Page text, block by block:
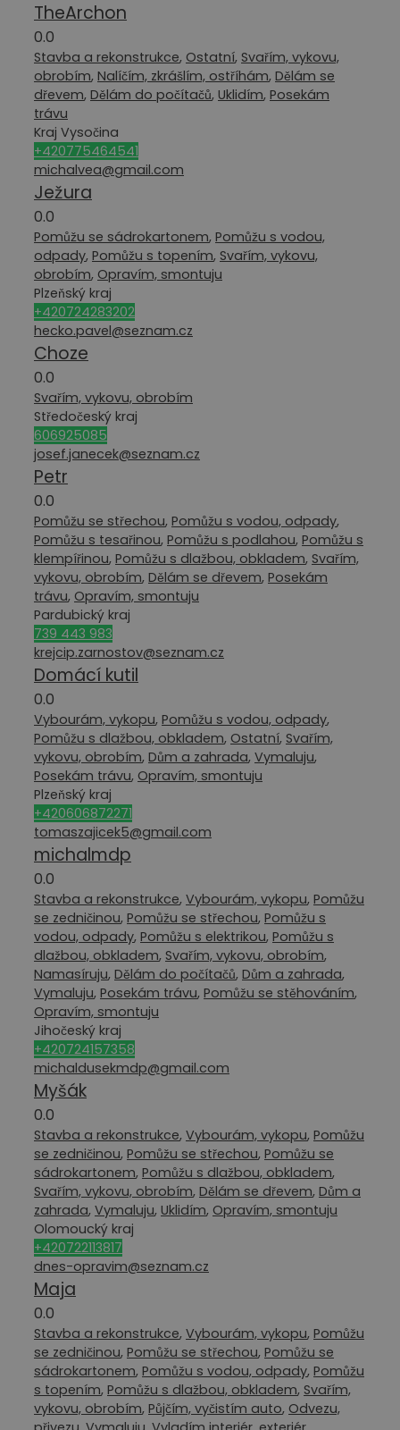
TheArchon
0.0
Stavba a rekonstrukce, Ostatní, Svařím, vykovu,
obrobím, Nalíčím, zkrášlím, ostříhám, Dělám se
dřevem, Dělám do počítačů, Uklidím, Posekám
trávu
Kraj Vysočina
+420775464541
michalvea@gmail.com
Ježura
0.0
Pomůžu se sádrokartonem, Pomůžu s vodou,
odpady, Pomůžu s topením, Svařím, vykovu,
obrobím, Opravím, smontuju
Plzeňský kraj
+420724283202
hecko.pavel@seznam.cz
Choze
0.0
Svařím, vykovu, obrobím
Středočeský kraj
606925085
josef.janecek@seznam.cz
Petr
0.0
Pomůžu se střechou, Pomůžu s vodou, odpady,
Pomůžu s tesařinou, Pomůžu s podlahou, Pomůžu s
klempířinou, Pomůžu s dlažbou, obkladem, Svařím,
vykovu, obrobím, Dělám se dřevem, Posekám
trávu, Opravím, smontuju
Pardubický kraj
739 443 983
krejcip.zarnostov@seznam.cz
Domácí kutil
0.0
Vybourám, vykopu, Pomůžu s vodou, odpady,
Pomůžu s dlažbou, obkladem, Ostatní, Svařím,
vykovu, obrobím, Dům a zahrada, Vymaluju,
Posekám trávu, Opravím, smontuju
Plzeňský kraj
+420606872271
tomaszajicek5@gmail.com
michalmdp
0.0
Stavba a rekonstrukce, Vybourám, vykopu, Pomůžu
se zedničinou, Pomůžu se střechou, Pomůžu s
vodou, odpady, Pomůžu s elektrikou, Pomůžu s
dlažbou, obkladem, Svařím, vykovu, obrobím,
Namasíruju, Dělám do počítačů, Dům a zahrada,
Vymaluju, Posekám trávu, Pomůžu se stěhováním,
Opravím, smontuju
Jihočeský kraj
+420724157358
michaldusekmdp@gmail.com
Myšák
0.0
Stavba a rekonstrukce, Vybourám, vykopu, Pomůžu
se zedničinou, Pomůžu se střechou, Pomůžu se
sádrokartonem, Pomůžu s dlažbou, obkladem,
Svařím, vykovu, obrobím, Dělám se dřevem, Dům a
zahrada, Vymaluju, Uklidím, Opravím, smontuju
Olomoucký kraj
+420722113817
dnes-opravim@seznam.cz
Maja
0.0
Stavba a rekonstrukce, Vybourám, vykopu, Pomůžu
se zedničinou, Pomůžu se střechou, Pomůžu se
sádrokartonem, Pomůžu s vodou, odpady, Pomůžu
s topením, Pomůžu s dlažbou, obkladem, Svařím,
vykovu, obrobím, Půjčím, vyčistím auto, Odvezu,